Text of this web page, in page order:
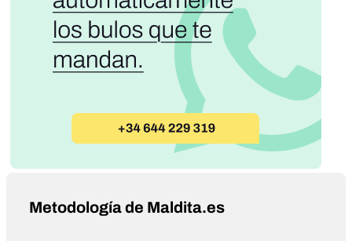
Metodología de Maldita.es